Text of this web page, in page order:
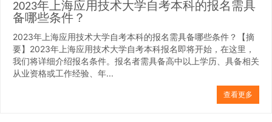
2023年上海应用技术大学自考本科的报名需具
备哪些条件？
2023年上海应用技术大学自考本科的报名需具备哪些条件？【摘
要】2023年上海应用技术大学自考本科报名即将开始，在这里，
我们将详细介绍报名条件。报名者需具备高中以上学历、具备相关
从业资格或工作经验、年...
查看更多